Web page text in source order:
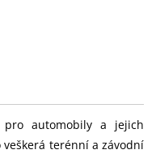
automobily a jejich
terénní a závodní